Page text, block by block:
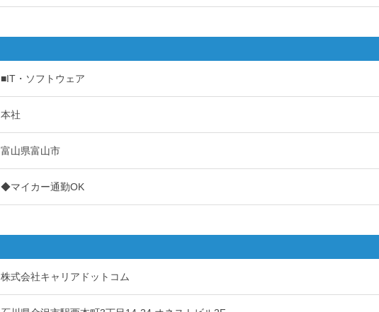
■IT・ソフトウェア
本社
富山県富山市
◆マイカー通勤OK
株式会社キャリアドットコム